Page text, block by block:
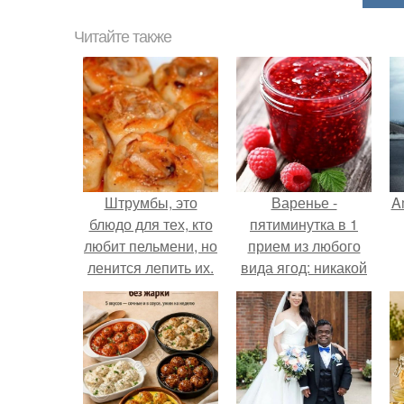
Читайте также
Штрумбы, это
блюдо для тех, кто
любит пельмени, но
ленится лепить их.
Варенье -
пятиминутка в 1
прием из любого
вида ягод: никакой
длительной варки,
все витамины на
месте!